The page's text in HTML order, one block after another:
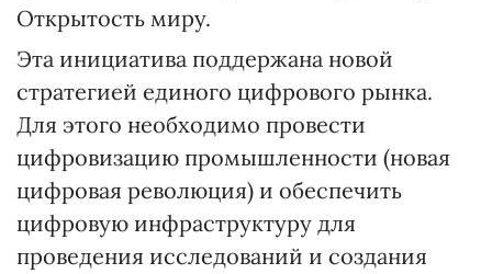
Открытость миру.
Эта инициатива поддержана новой
стратегией единого цифрового рынка.
Для этого необходимо провести
цифровизацию промышленности (новая
цифровая революция) и обеспечить
цифровую инфраструктуру для
проведения исследований и создания